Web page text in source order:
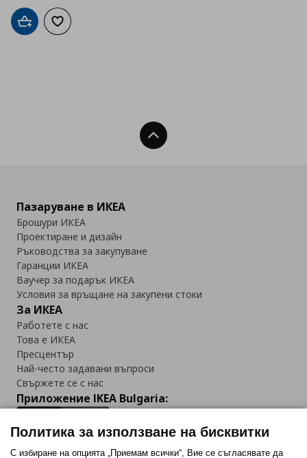
Добави в кошницата
Добави към списъка с любими
Нагоре
Пазаруване в ИКЕА
Брошури ИКЕА
Проектиране и дизайн
Ръководства за закупуване
Гаранции ИКЕА
Ваучер за подарък ИКЕА
Условия за връщане на закупени стоки
За ИКЕА
Работете с нас
Това е ИКЕА
Пресцентър
Най-често задавани въпроси
Свържете се с нас
Приложение IKEA Bulgaria:
Политика за използване на бисквитки
С избиране на опцията „Приемам всички“, Вие се съгласявате да